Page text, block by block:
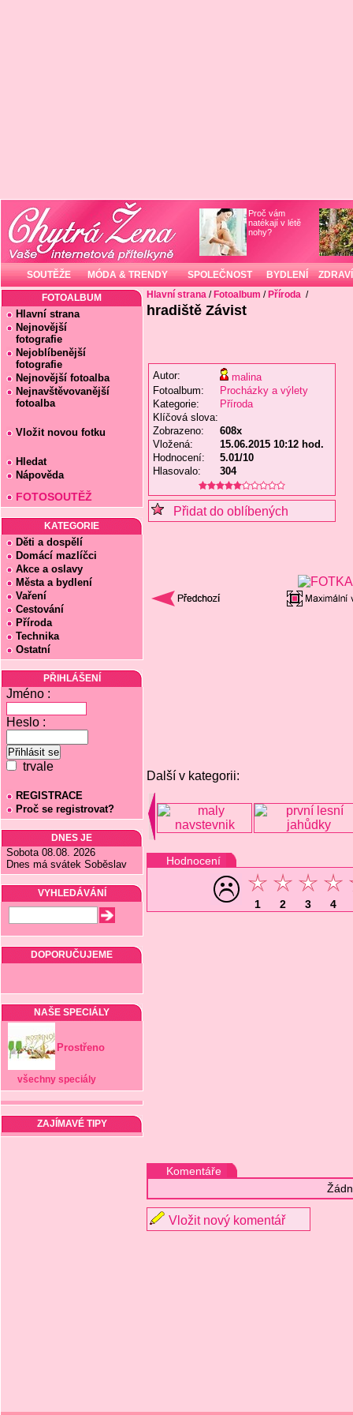
Proč vám
natékají v létě
nohy?
SOUTĚŽE MÓDA & TRENDY SPOLEČNOST BYDLENÍ ZDRAVÍ
FOTOALBUM
Hlavní strana
Nejnovější
fotografie
Nejoblíbenější
fotografie
Nejnovější fotoalba
Nejnavštěvovanější
fotoalba
Vložit novou fotku
Hledat
Nápověda
FOTOSOUTĚŽ
KATEGORIE
Děti a dospělí
Domácí mazlíčci
Akce a oslavy
Města a bydlení
Vaření
Cestování
Příroda
Technika
Ostatní
PŘIHLÁŠENÍ
Jméno :
Heslo :
trvale
REGISTRACE
Proč se registrovat?
DNES JE
Sobota 08.08. 2026
Dnes má svátek Soběslav
VYHLEDÁVÁNÍ
DOPORUČUJEME
NAŠE SPECIÁLY
Prostřeno
všechny speciály
ZAJÍMAVÉ TIPY
Hlavní strana / Fotoalbum / Příroda /
hradiště Závist
Autor:
malina
Fotoalbum:
Procházky a výlety
Kategorie:
Příroda
Klíčová slova:
Zobrazeno:
608x
Vložená:
15.06.2015 10:12 hod.
Hodnocení:
5.01/10
Hlasovalo:
304
Přidat do oblíbených
Další v kategorii:
Hodnocení
1 2 3 4
Komentáře
Vložit nový komentář